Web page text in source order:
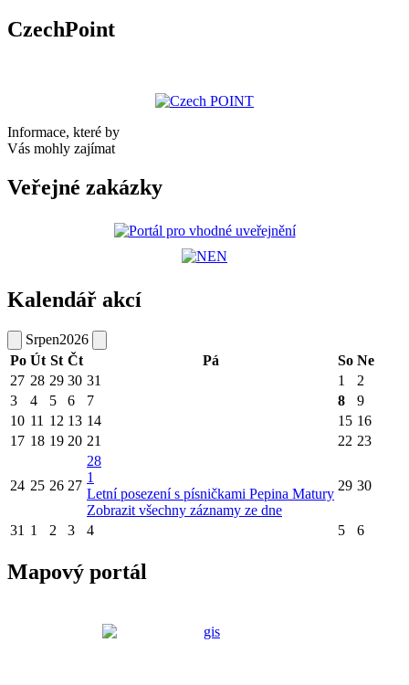
CzechPoint
Informace, které by
Vás mohly zajímat
Veřejné zakázky
Kalendář akcí
Srpen2026
Po Út St Čt Pá So Ne
27 28 29 30 31 1
2
3
4 5 6 7 8
9
10 11 12 13 14 15 16
17 18 19 20 21 22 23
24 25 26 27
28
1
Letní posezení s písničkami Pepina Matury
Zobrazit všechny záznamy ze dne
29 30
31 1 2 3 4 5 6
Mapový portál